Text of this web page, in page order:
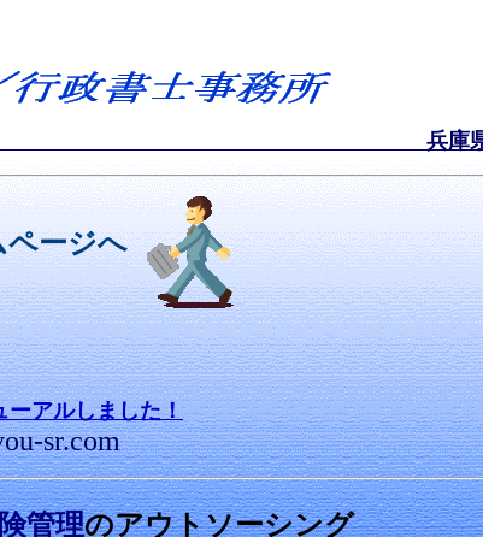
兵庫
ページへ
アルしました！
sr.com
管理のアウトソーシング